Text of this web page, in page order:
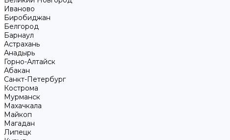
Иваново
Биробиджан
Белгород
Барнаул
Астрахань
Анадырь
Горно-Алтайск
Абакан
Санкт-Петербург
Кострома
Мурманск
Махачкала
Майкоп
Магадан
Липецк